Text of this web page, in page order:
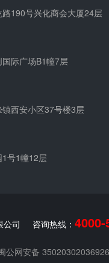
路190号兴化商会大厦24层
际广场B1幢7层
西安小区37号楼3层
号1幢12层
公司 咨询热线： 4000-
公网安备